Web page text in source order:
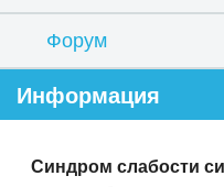
Форум
Информация
Синдром слабости